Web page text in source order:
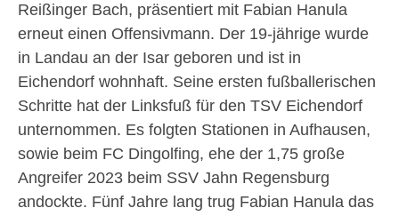
Reißinger Bach, präsentiert mit Fabian Hanula
erneut einen Offensivmann. Der 19-jährige wurde
in Landau an der Isar geboren und ist in
Eichendorf wohnhaft. Seine ersten fußballerischen
Schritte hat der Linksfuß für den TSV Eichendorf
unternommen. Es folgten Stationen in Aufhausen,
sowie beim FC Dingolfing, ehe der 1,75 große
Angreifer 2023 beim SSV Jahn Regensburg
andockte. Fünf Jahre lang trug Fabian Hanula das